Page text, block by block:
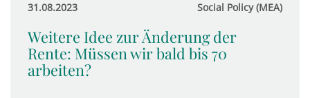
31.08.2023 Social Policy (MEA)
Weitere Idee zur Änderung der
Rente: Müssen wir bald bis 70
arbeiten?